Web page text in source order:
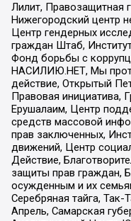
Лилит, Правозащитная
Нижегородский центр
Центр гендерных
граждан Штаб,
Фонд борьбы с
НАСИЛИЮ.НЕТ, Мы
действие, Открытый
Правовая инициатива,
Ерушалаим, Центр
средств массовой
прав заключенных,
движений, Центр
Действие,
защиты прав граждан,
осужденным и их
Серебряная тайга,
Апрель, Самарская